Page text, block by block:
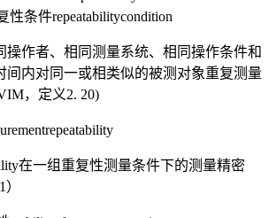
性条件repeatabilitycondition
操作者、相同测量系统、相同操作条件和
间内对同一或相类似的被测对象重复测量
，定义2. 20)
在一组重复性测量条件下的测量精密